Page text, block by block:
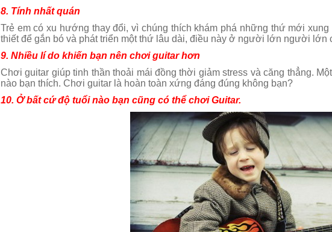
8. Tính nhất quán
Trẻ em có xu hướng thay đổi, vì chúng thích khám phá những thứ mới
thiết để gắn bó và phát triển một thứ lâu dài, điều này ở người lớn người lớn
9. Nhiều lí do khiến bạn nên chơi guitar hơn
Chơi guitar giúp tinh thần thoải mái đồng thời giảm stress và căng thẳng.
nào bạn thích. Chơi guitar là hoàn toàn xứng đáng đúng không bạn?
10. Ở bất cứ độ tuổi nào bạn cũng có thể chơi Guitar.